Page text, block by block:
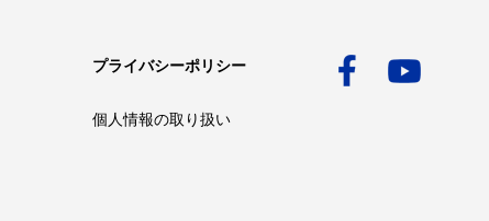
プライバシーポリシー
個人情報の取り扱い